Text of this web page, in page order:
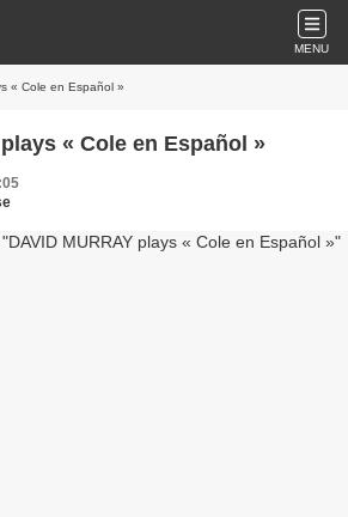
MENU
« Cole en Español »
plays « Cole en Español »